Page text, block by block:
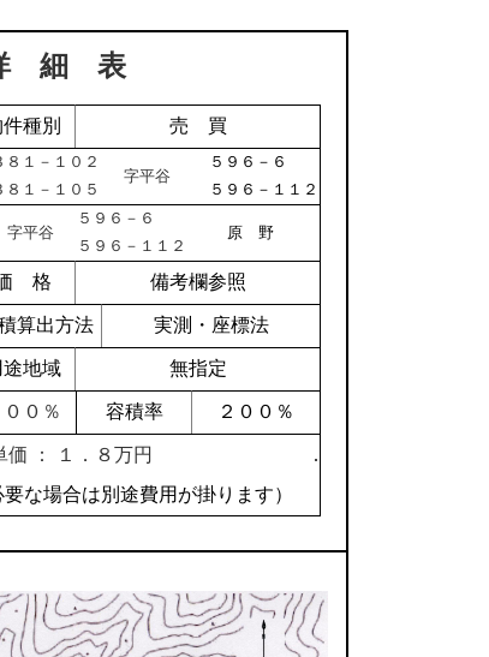
細 表
種別 売 買
８１－１０２
字平谷
５９６－６
８１－１０５
５９６－１１２
字平谷
５９６－６
原 野
５９６－１１２
格 備考欄参照
算出方法 実測・座標法
地域 無指定
０％ 容積率 ２００％
価 ： １．８万円
.
な場合は別途費用が掛ります）